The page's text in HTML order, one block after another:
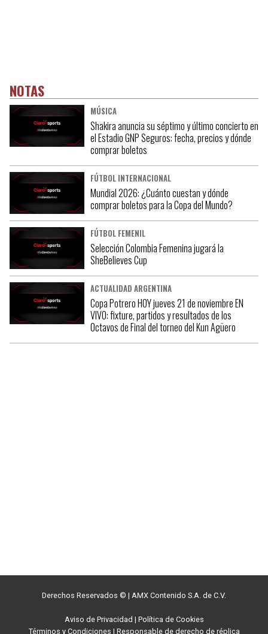
NOTAS
MÚSICA
Shakira anuncia su séptimo y último concierto en
el Estadio GNP Seguros: fecha, precios y dónde
comprar boletos
FÚTBOL INTERNACIONAL
Mundial 2026: ¿Cuánto cuestan y dónde
comprar boletos para la Copa del Mundo?
FÚTBOL FEMENIL
Selección Colombia Femenina jugará la
SheBelieves Cup
ACTUALIDAD ARGENTINA
Copa Potrero HOY jueves 21 de noviembre EN
VIVO: fixture, partidos y resultados de los
Octavos de Final del torneo del Kun Agüero
Derechos Reservados © | AMX Contenido S.A. de C.V.
Aviso de Privacidad | Política de Cookies
Términos y Condiciones | Responsable de derecho de réplica